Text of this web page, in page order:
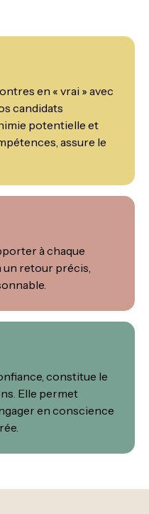
en « vrai » avec
candidats
potentielle et
assure le
à chaque
retour précis,
constitue le
Elle permet
en conscience